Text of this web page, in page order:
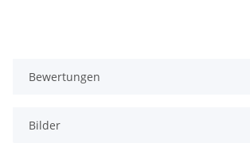
Bewertungen
Bilder